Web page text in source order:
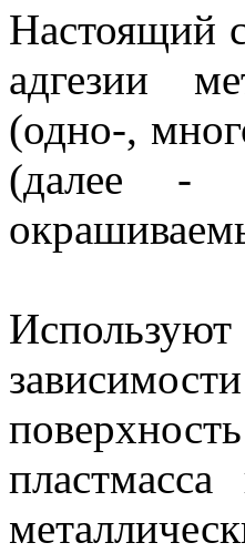
Настоящий
адгезии
(одно-,
(далее -